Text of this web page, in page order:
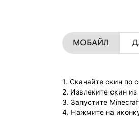
МОБАЙЛ
1. Скачайте скин по
2. Извлеките скин
3. Запустите
4. Нажмите на